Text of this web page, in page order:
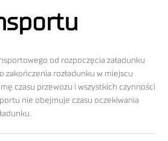
od rozpoczęcia załadunku
zakończenia rozładunku w miejscu
czasu przewozu i wszystkich czynności
nie obejmuje czasu oczekiwania